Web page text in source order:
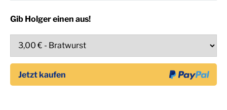
Gib Holger einen aus!